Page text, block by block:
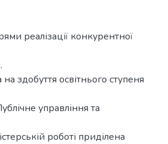
реалізації конкурентної
здобуття освітнього ступеня
управління та
роботі приділена